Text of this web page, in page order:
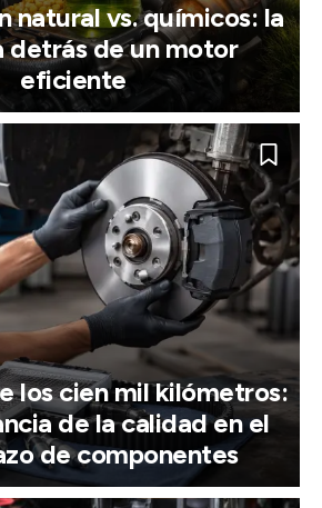
natural vs. químicos: la
detrás de un motor
eficiente
los cien mil kilómetros:
de la calidad en el
de componentes